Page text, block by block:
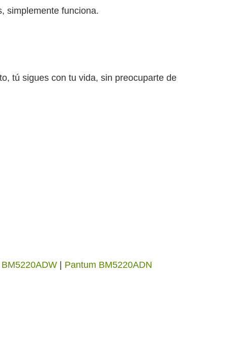
simplemente funciona.
tú sigues con tu vida, sin preocuparte de
Pantum BM5220ADN